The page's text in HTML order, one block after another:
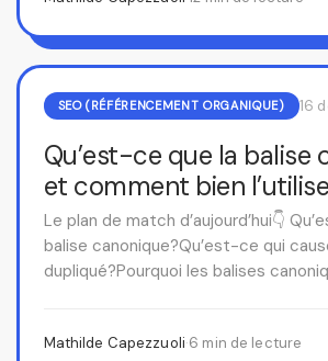
SEO (RÉFÉRENCEMENT ORGANIQUE) 16
Qu’est-ce que la balise
et comment bien
Le plan de match d’aujourd’hui👇
balise canonique?Qu’est-ce qui
dupliqué?Pourquoi les balises
Mathilde Capezzuoli·6 min de lecture